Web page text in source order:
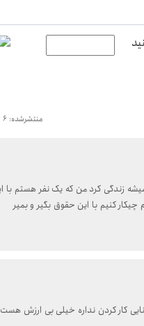
منتشرشده: 6
کار کردن نداره خیلی بی ارزش